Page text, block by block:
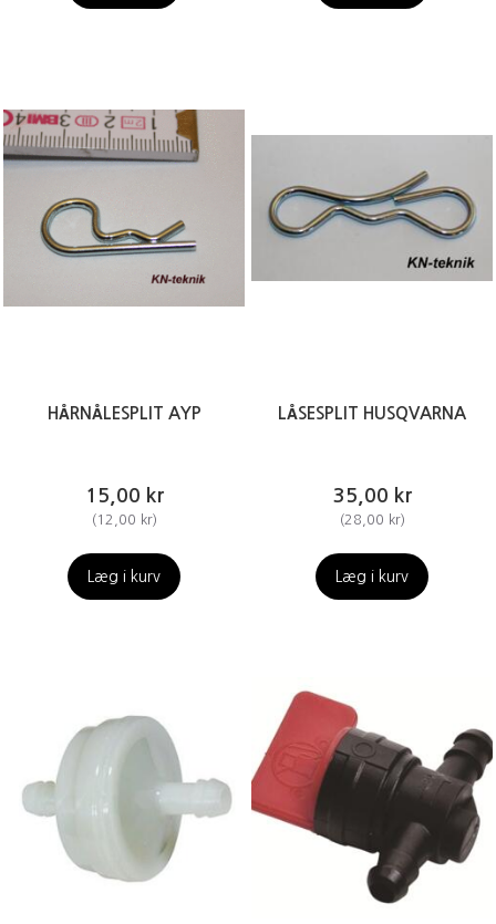
HÅRNÅLESPLIT AYP
15,00 kr
(12,00 kr)
Læg i kurv
LÅSESPLIT HUSQVARNA
35,00 kr
(28,00 kr)
Læg i kurv